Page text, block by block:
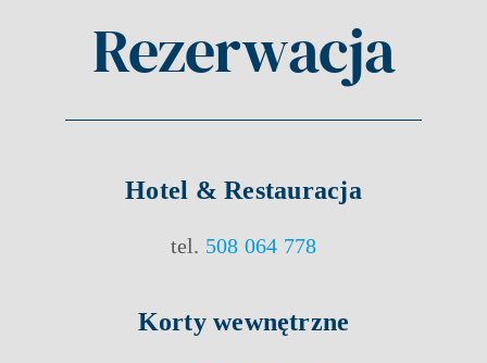
Rezerwacja
Hotel & Restauracja
tel. 508 064 778
Kortywewnętrzne